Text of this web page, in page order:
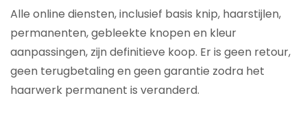
Alle online diensten, inclusief basis knip, haarstijlen,
permanenten, gebleekte knopen en kleur
aanpassingen, zijn definitieve koop. Er is geen retour,
geen terugbetaling en geen garantie zodra het
haarwerk permanent is veranderd.